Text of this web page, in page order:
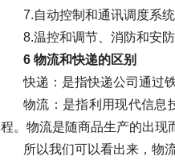
7.自动控制和通讯调度系
8.温控和调节、消防和安
6 物流和快递的区别
快递：是指快递公司通过
物流：是指利用现代信息
程。物流是随商品生产的出现
所以我们可以看出来，物